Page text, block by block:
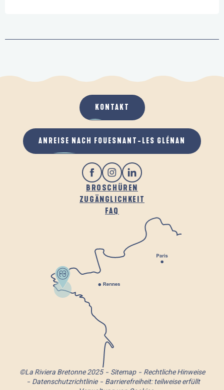
BROSCHÜREN
ZUGÄNGLICHKEIT
FAQ
KONTAKT
ANREISE NACH FOUESNANT-LES GLÉNAN
©La Riviera Bretonne 2025 Sitemap
Rechtliche Hinweise
Datenschutzrichtlinie
Barrierefreiheit: teilweise erfüllt